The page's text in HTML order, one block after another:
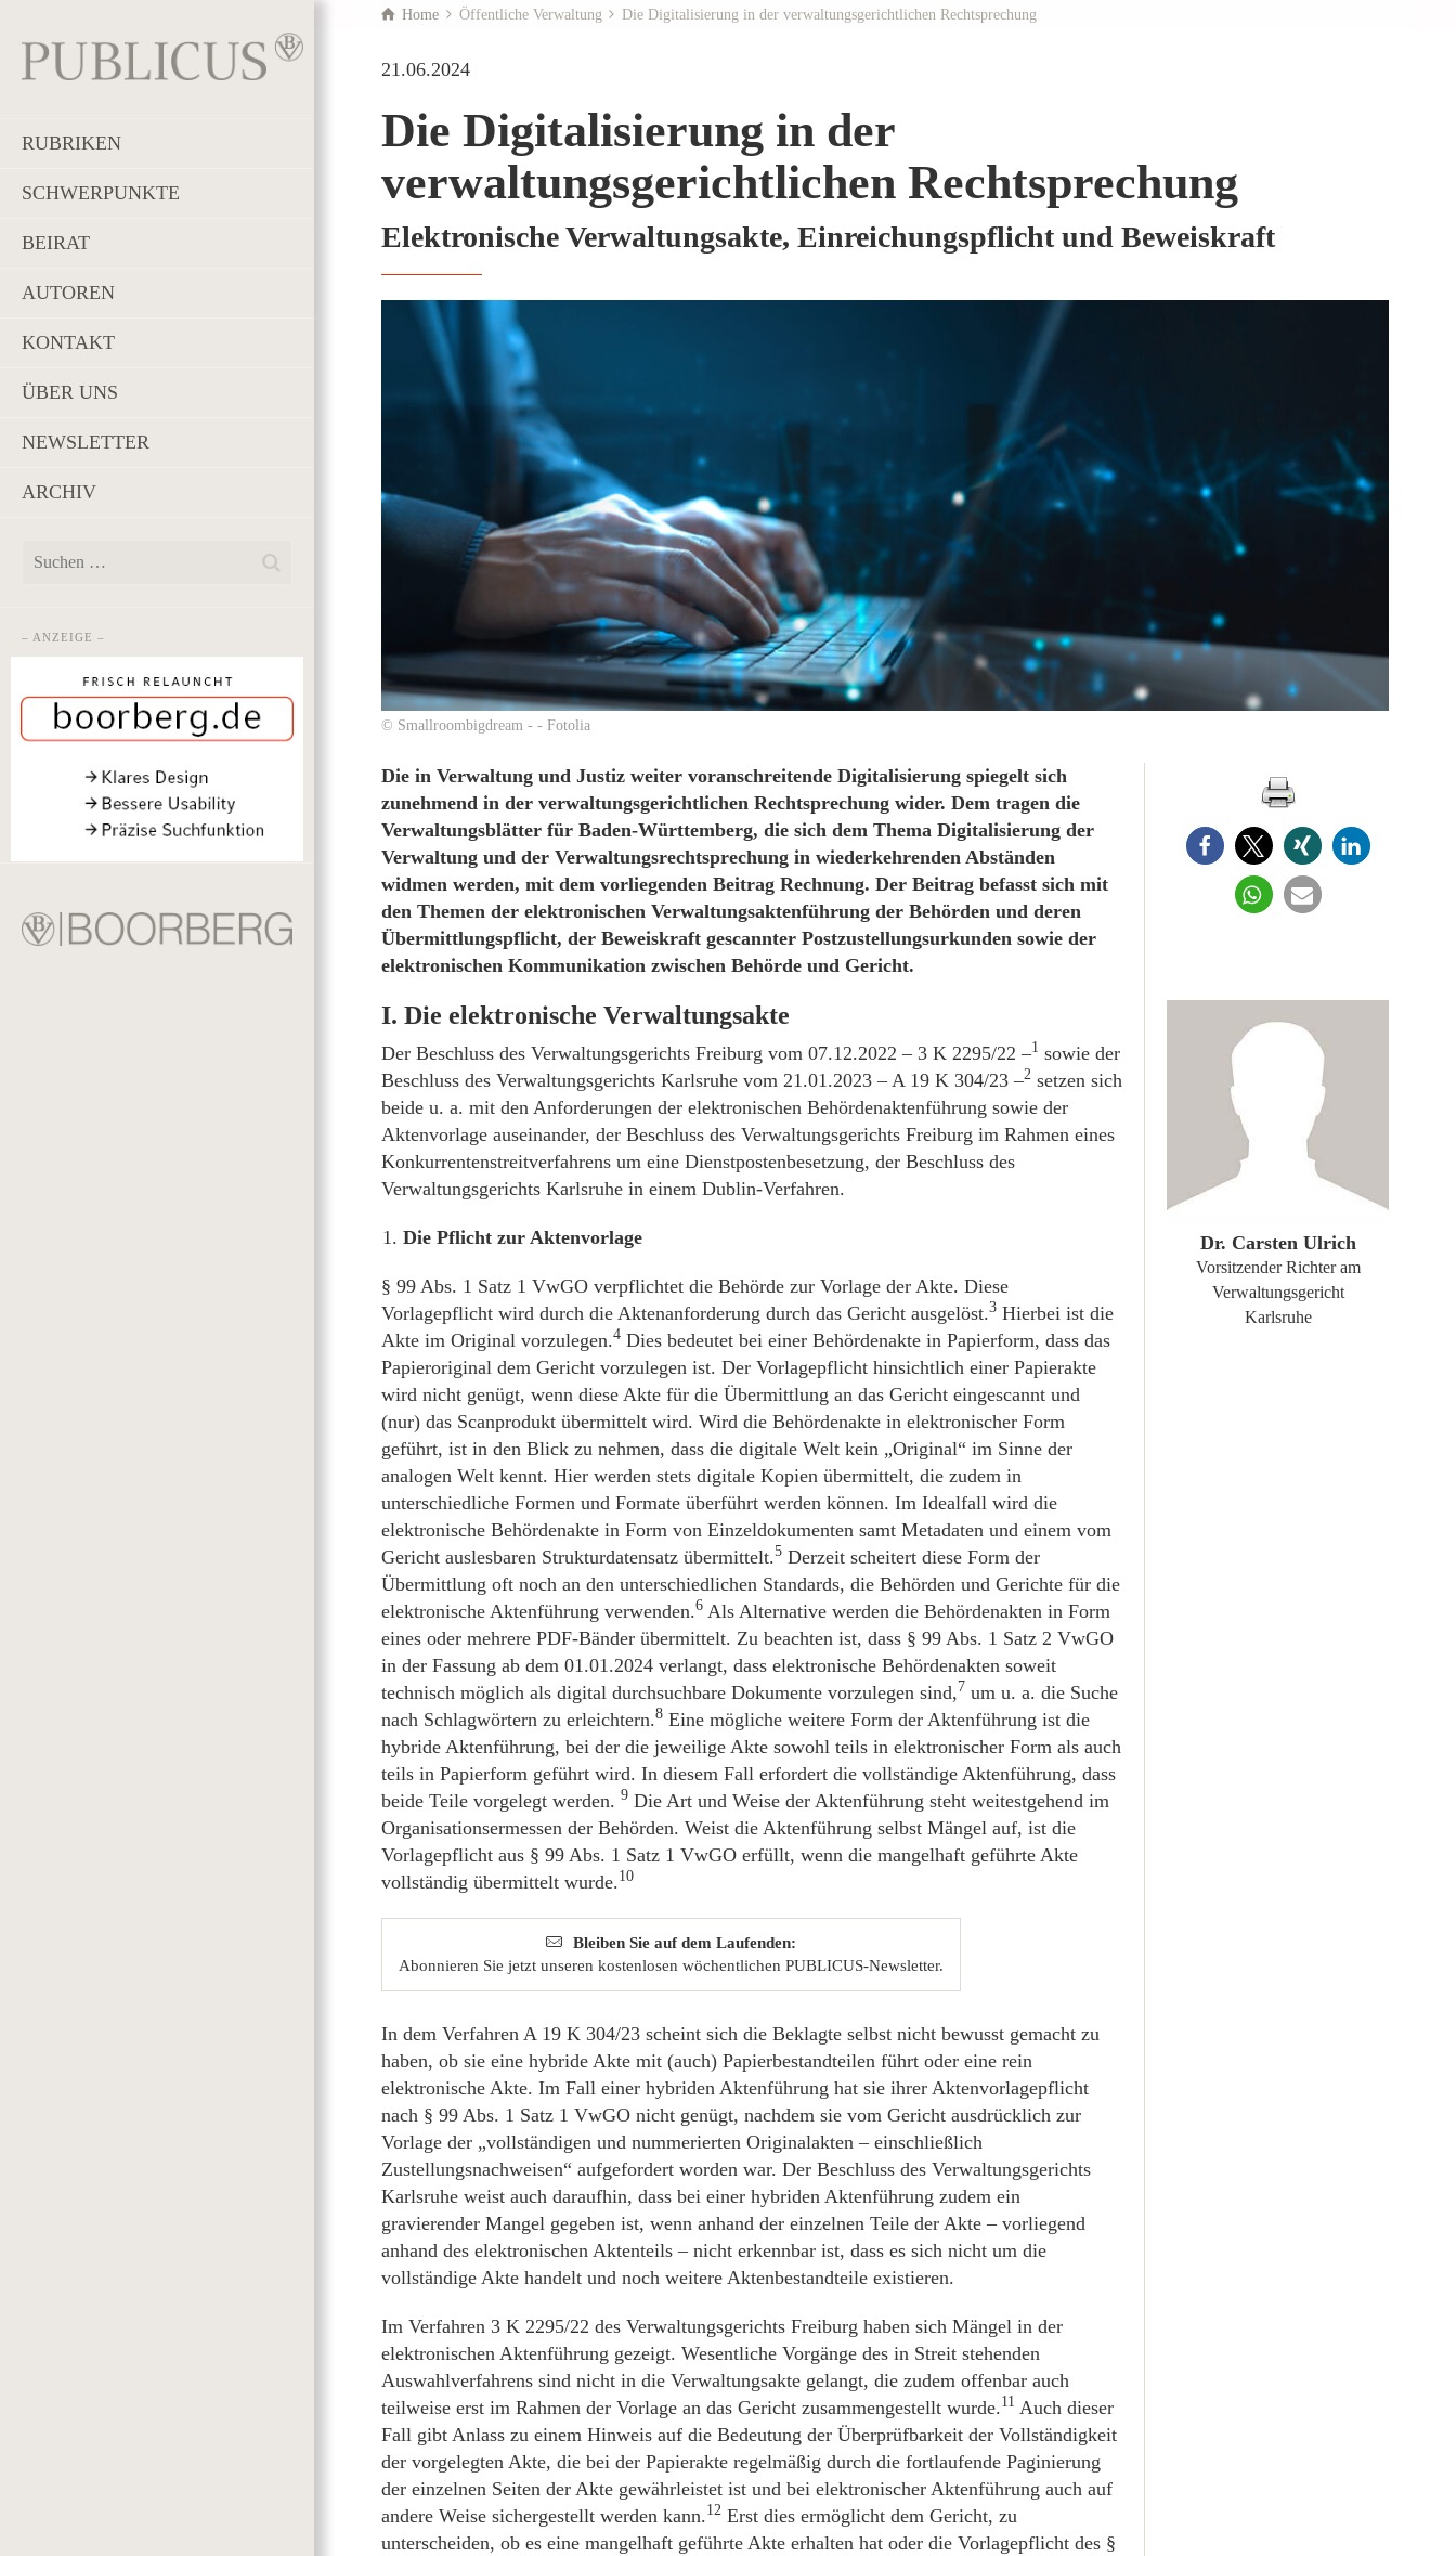
RUBRIKEN
SCHWERPUNKTE
BEIRAT
AUTOREN
KONTAKT
ÜBER UNS
NEWSLETTER
ARCHIV
– ANZEIGE –
Home Öffentliche Verwaltung Die Digitalisierung in der verwaltungsgerichtlichen Rechtsprechung
21.06.2024
Die Digitalisierung in der
verwaltungsgerichtlichen Rechtsprechung
Elektronische Verwaltungsakte, Einreichungspflicht und Beweiskraft
© Smallroombigdream - - Fotolia
Die in Verwaltung und Justiz weiter voranschreitende Digitalisierung spiegelt sich
zunehmend in der verwaltungsgerichtlichen Rechtsprechung wider. Dem tragen die
Verwaltungsblätter für Baden-Württemberg, die sich dem Thema Digitalisierung der
Verwaltung und der Verwaltungsrechtsprechung in wiederkehrenden Abständen
widmen werden, mit dem vorliegenden Beitrag Rechnung. Der Beitrag befasst sich mit
den Themen der elektronischen Verwaltungsaktenführung der Behörden und deren
Übermittlungspflicht, der Beweiskraft gescannter Postzustellungsurkunden sowie der
elektronischen Kommunikation zwischen Behörde und Gericht.
I. Die elektronische Verwaltungsakte
Der Beschluss des Verwaltungsgerichts Freiburg vom 07.12.2022 – 3 K 2295/22 –1 sowie der
Beschluss des Verwaltungsgerichts Karlsruhe vom 21.01.2023 – A 19 K 304/23 –2 setzen sich
beide u. a. mit den Anforderungen der elektronischen Behördenaktenführung sowie der
Aktenvorlage auseinander, der Beschluss des Verwaltungsgerichts Freiburg im Rahmen eines
Konkurrentenstreitverfahrens um eine Dienstpostenbesetzung, der Beschluss des
Verwaltungsgerichts Karlsruhe in einem Dublin-Verfahren.
Die Pflicht zur Aktenvorlage
§ 99 Abs. 1 Satz 1 VwGO verpflichtet die Behörde zur Vorlage der Akte. Diese
Vorlagepflicht wird durch die Aktenanforderung durch das Gericht ausgelöst.3 Hierbei ist die
Akte im Original vorzulegen.4 Dies bedeutet bei einer Behördenakte in Papierform, dass das
Papieroriginal dem Gericht vorzulegen ist. Der Vorlagepflicht hinsichtlich einer Papierakte
wird nicht genügt, wenn diese Akte für die Übermittlung an das Gericht eingescannt und
(nur) das Scanprodukt übermittelt wird. Wird die Behördenakte in elektronischer Form
geführt, ist in den Blick zu nehmen, dass die digitale Welt kein „Original“ im Sinne der
analogen Welt kennt. Hier werden stets digitale Kopien übermittelt, die zudem in
unterschiedliche Formen und Formate überführt werden können. Im Idealfall wird die
elektronische Behördenakte in Form von Einzeldokumenten samt Metadaten und einem vom
Gericht auslesbaren Strukturdatensatz übermittelt.5 Derzeit scheitert diese Form der
Übermittlung oft noch an den unterschiedlichen Standards, die Behörden und Gerichte für die
elektronische Aktenführung verwenden.6 Als Alternative werden die Behördenakten in Form
eines oder mehrere PDF-Bänder übermittelt. Zu beachten ist, dass § 99 Abs. 1 Satz 2 VwGO
in der Fassung ab dem 01.01.2024 verlangt, dass elektronische Behördenakten soweit
technisch möglich als digital durchsuchbare Dokumente vorzulegen sind,7 um u. a. die Suche
nach Schlagwörtern zu erleichtern.8 Eine mögliche weitere Form der Aktenführung ist die
hybride Aktenführung, bei der die jeweilige Akte sowohl teils in elektronischer Form als auch
teils in Papierform geführt wird. In diesem Fall erfordert die vollständige Aktenführung, dass
beide Teile vorgelegt werden. 9 Die Art und Weise der Aktenführung steht weitestgehend im
Organisationsermessen der Behörden. Weist die Aktenführung selbst Mängel auf, ist die
Vorlagepflicht aus § 99 Abs. 1 Satz 1 VwGO erfüllt, wenn die mangelhaft geführte Akte
vollständig übermittelt wurde.10
Bleiben Sie auf dem Laufenden:
Abonnieren Sie jetzt unseren kostenlosen wöchentlichen PUBLICUS-Newsletter.
In dem Verfahren A 19 K 304/23 scheint sich die Beklagte selbst nicht bewusst gemacht zu
haben, ob sie eine hybride Akte mit (auch) Papierbestandteilen führt oder eine rein
elektronische Akte. Im Fall einer hybriden Aktenführung hat sie ihrer Aktenvorlagepflicht
nach § 99 Abs. 1 Satz 1 VwGO nicht genügt, nachdem sie vom Gericht ausdrücklich zur
Vorlage der „vollständigen und nummerierten Originalakten – einschließlich
Zustellungsnachweisen“ aufgefordert worden war. Der Beschluss des Verwaltungsgerichts
Karlsruhe weist auch daraufhin, dass bei einer hybriden Aktenführung zudem ein
gravierender Mangel gegeben ist, wenn anhand der einzelnen Teile der Akte – vorliegend
anhand des elektronischen Aktenteils – nicht erkennbar ist, dass es sich nicht um die
vollständige Akte handelt und noch weitere Aktenbestandteile existieren.
Im Verfahren 3 K 2295/22 des Verwaltungsgerichts Freiburg haben sich Mängel in der
elektronischen Aktenführung gezeigt. Wesentliche Vorgänge des in Streit stehenden
Auswahlverfahrens sind nicht in die Verwaltungsakte gelangt, die zudem offenbar auch
teilweise erst im Rahmen der Vorlage an das Gericht zusammengestellt wurde.11 Auch dieser
Fall gibt Anlass zu einem Hinweis auf die Bedeutung der Überprüfbarkeit der Vollständigkeit
der vorgelegten Akte, die bei der Papierakte regelmäßig durch die fortlaufende Paginierung
der einzelnen Seiten der Akte gewährleistet ist und bei elektronischer Aktenführung auch auf
andere Weise sichergestellt werden kann.12 Erst dies ermöglicht dem Gericht, zu
unterscheiden, ob es eine mangelhaft geführte Akte erhalten hat oder die Vorlagepflicht des §
Dr. Carsten Ulrich
Vorsitzender Richter am
Verwaltungsgericht
Karlsruhe